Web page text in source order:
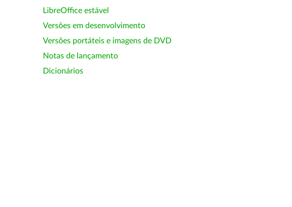
LibreOffice estável
Versões em desenvolvimento
Versões portáteis e imagens de DVD
Notas de lançamento
Dicionários